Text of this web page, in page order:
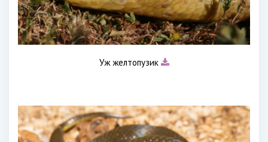
Уж желтопузик